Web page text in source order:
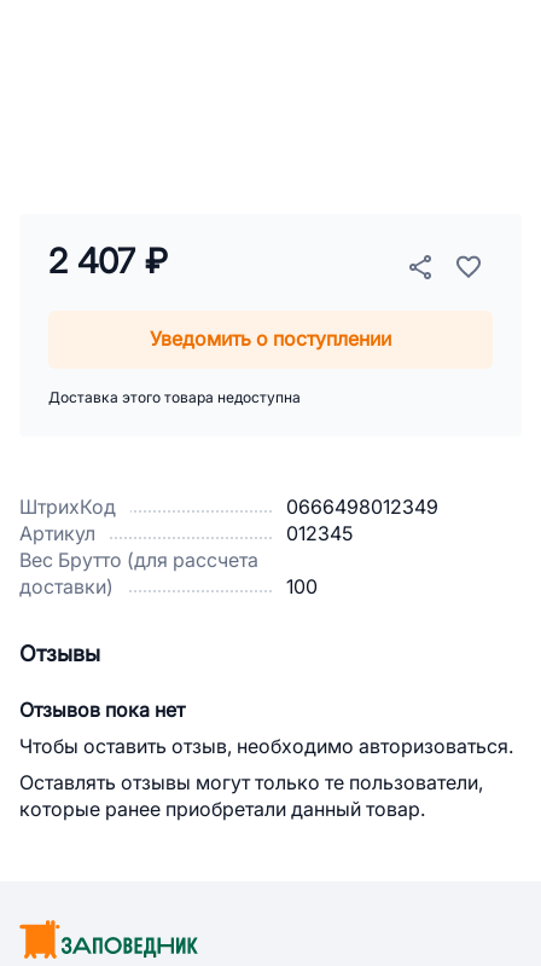
ШтрихКод
0666498012349
Артикул
012345
Вес Брутто (для рассчета
доставки)
100
2 407 ₽
Уведомить о поступлении
Доставка этого товара недоступна
Отзывы
Отзывов пока нет
Чтобы оставить отзыв, необходимо авторизоваться.
Оставлять отзывы могут только те пользователи,
которые ранее приобретали данный товар.